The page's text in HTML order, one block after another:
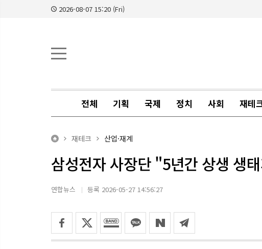
2026-08-07 15:20 (Fri)
전체 기획 국제 정치 사회 재테
재테크 산업·재계
삼성전자 사장단 "5년간 상생 생
연합뉴스 등록 2026-05-27 14:56:27